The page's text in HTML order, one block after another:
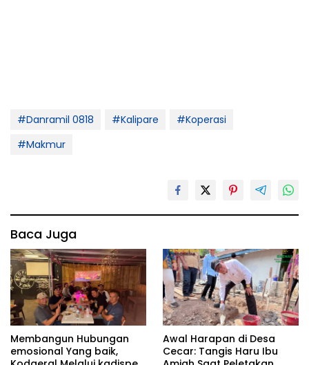
#Danramil 0818 #Kalipare
#Koperasi
#Makmur
Baca Juga
Membangun Hubungan
emosional Yang baik,
Awal Harapan di Desa
Cecar: Tangis Haru Ibu